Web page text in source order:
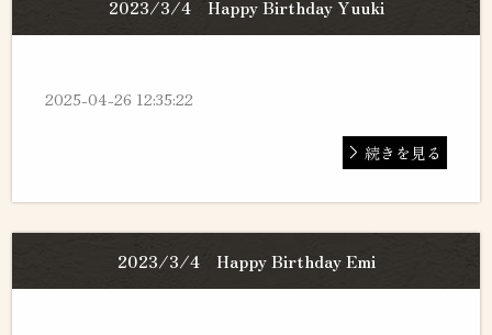
2023/3/4 Happy Birthday Yuuki
2025-04-26 12:35:22
続きを見る
2023/3/4 Happy Birthday Emi